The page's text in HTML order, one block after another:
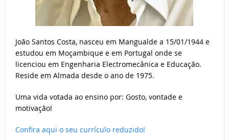
João Santos Costa, nasceu em Mangualde a 15/01/1944 e
estudou em Moçambique e em Portugal onde se
licenciou em Engenharia Electromecânica e Educação.
Reside em Almada desde o ano de 1975.
Uma vida votada ao ensino por: Gosto, vontade e
motivação!
Confira aqui o seu currículo reduzido!